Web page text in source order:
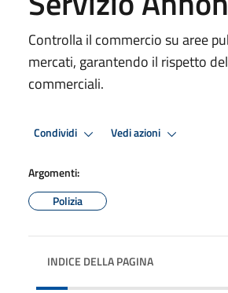
Controlla il commercio su aree
mercati, garantendo il rispetto
commerciali.
Condividi Vedi azioni
Argomenti:
Polizia
INDICE DELLA PAGINA